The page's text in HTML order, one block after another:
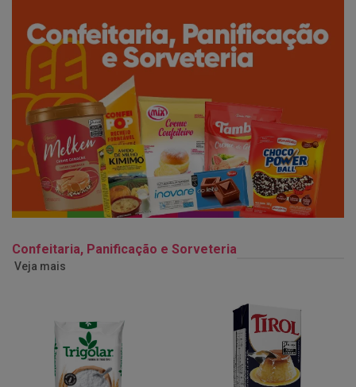
Confeitaria, Panificação e Sorveteria
Veja mais